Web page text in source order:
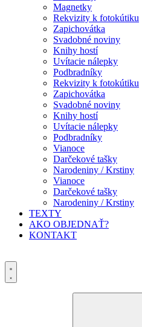
Magnetky
Rekvizity k fotokútiku
Zapichovátka
Svadobné noviny
Knihy hostí
Uvítacie nálepky
Podbradníky
Rekvizity k fotokútiku
Zapichovátka
Svadobné noviny
Knihy hostí
Uvítacie nálepky
Podbradníky
Vianoce
Darčekové tašky
Narodeniny / Krstiny
Vianoce
Darčekové tašky
Narodeniny / Krstiny
TEXTY
AKO OBJEDNAŤ?
KONTAKT